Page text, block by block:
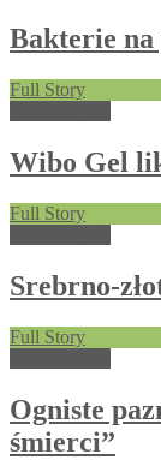
Bakterie na
Full Story
Wibo Gel
Full Story
Srebrno-
Full Story
Ogniste
śmierci”